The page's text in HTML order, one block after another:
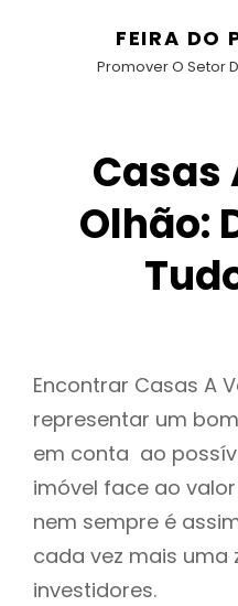
FEIRA DO
Promover O Setor
Casas
Olhão:
Encontrar Casas A
representar um
em conta ao
imóvel face ao
nem sempre é
cada vez mais uma
investidores.